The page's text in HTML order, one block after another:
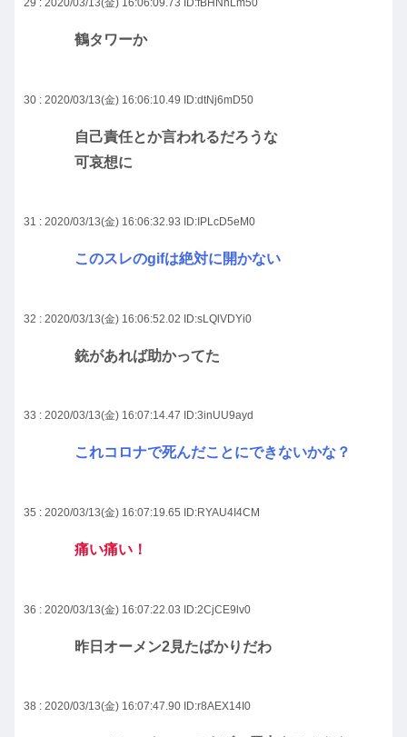
29 : 2020/03/13(金) 16:06:09.73 ID:fBHNnLm50
鶴タワーか
30 : 2020/03/13(金) 16:06:10.49 ID:dtNj6mD50
自己責任とか言われるだろうな
可哀想に
31 : 2020/03/13(金) 16:06:32.93 ID:IPLcD5eM0
このスレのgifは絶対に開かない
32 : 2020/03/13(金) 16:06:52.02 ID:sLQlVDYi0
銃があれば助かってた
33 : 2020/03/13(金) 16:07:14.47 ID:3inUU9ayd
これコロナで死んだことにできないかな？
35 : 2020/03/13(金) 16:07:19.65 ID:RYAU4I4CM
痛い痛い！
36 : 2020/03/13(金) 16:07:22.03 ID:2CjCE9lv0
昨日オーメン2見たばかりだわ
38 : 2020/03/13(金) 16:07:47.90 ID:r8AEX14I0